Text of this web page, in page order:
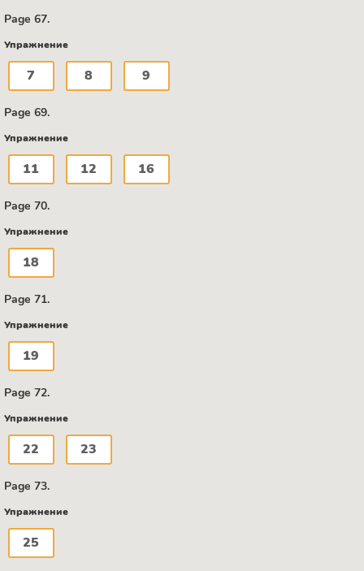
Page 67.
Упражнение
7 8 9
Page 69.
Упражнение
11 12 16
Page 70.
Упражнение
18
Page 71.
Упражнение
19
Page 72.
Упражнение
22 23
Page 73.
Упражнение
25